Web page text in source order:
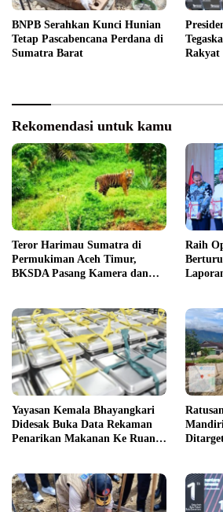
BNPB Serahkan Kunci Hunian
Tetap Pascabencana Perdana di
Sumatra Barat
Rakyat
Rekomendasi untuk kamu
Teror Harimau Sumatra di
Permukiman Aceh Timur,
BKSDA Pasang Kamera dan
Raih
Yayasan Kemala Bhayangkari
Didesak Buka Data Rekaman
Penarikan Makanan Ke Ruang